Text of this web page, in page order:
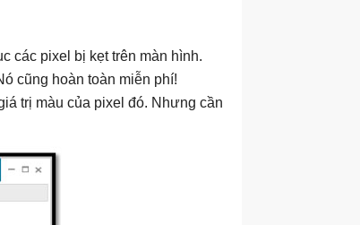
các pixel bị kẹt trên màn hình.
cũng hoàn toàn miễn phí!
trị màu của pixel đó. Nhưng cần